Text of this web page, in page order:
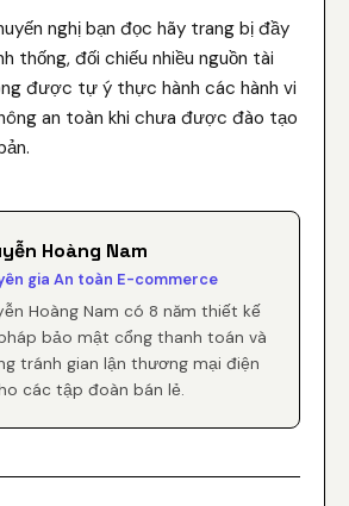
nghị bạn đọc hãy trang bị đầy
thống, đối chiếu nhiều nguồn tài
được tự ý thực hành các hành vi
an toàn khi chưa được đào tạo
Hoàng Nam
gia An toàn E-commerce
Hoàng Nam có 8 năm thiết kế
bảo mật cổng thanh toán và
tránh gian lận thương mại điện
các tập đoàn bán lẻ.